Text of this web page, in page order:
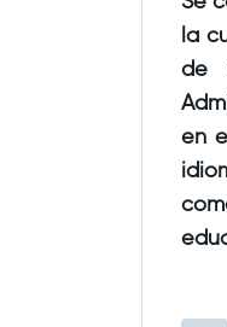
la cuota autonómica del
de su
en
como